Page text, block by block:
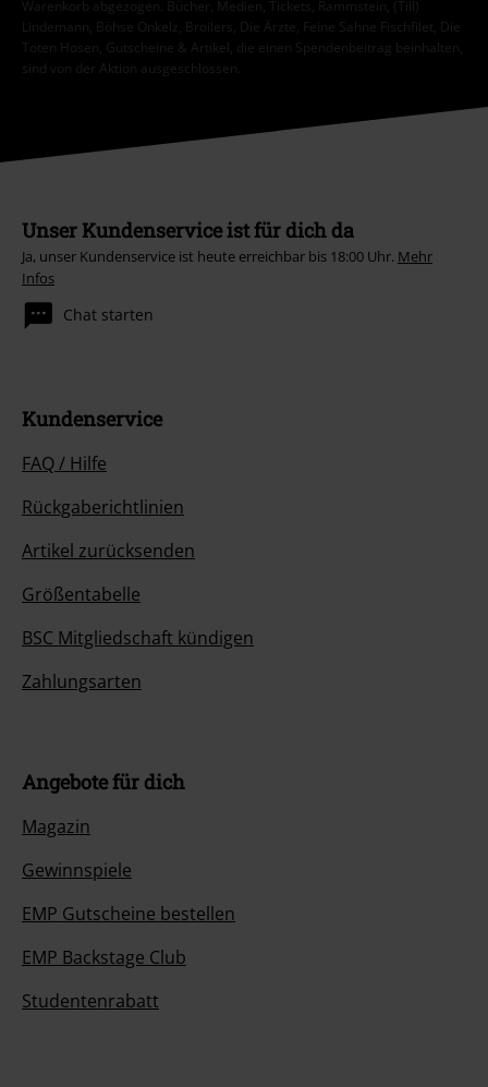
Warenkorb abgezogen. Bücher, Medien, Tickets, Rammstein, (Till)
Lindemann, Böhse Onkelz, Broilers, Die Ärzte, Feine Sahne Fischfilet, Die
Toten Hosen, Gutscheine & Artikel, die einen Spendenbeitrag beinhalten,
sind von der Aktion ausgeschlossen.
Unser Kundenservice ist für dich da
Ja, unser Kundenservice ist heute erreichbar bis 18:00 Uhr. Mehr
Infos
Chat starten
Kundenservice
FAQ / Hilfe
Rückgaberichtlinien
Artikel zurücksenden
Größentabelle
BSC Mitgliedschaft kündigen
Zahlungsarten
Angebote für dich
Magazin
Gewinnspiele
EMP Gutscheine bestellen
EMP Backstage Club
Studentenrabatt